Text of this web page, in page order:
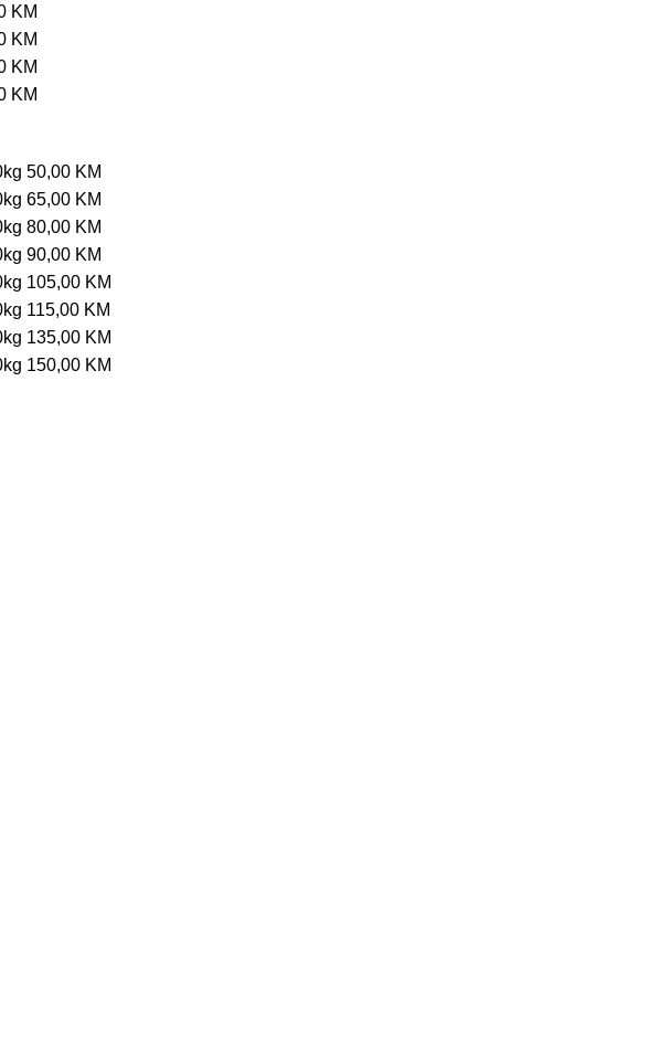
KM
KM
KM
KM
50,00 KM
65,00 KM
80,00 KM
90,00 KM
105,00 KM
115,00 KM
135,00 KM
150,00 KM